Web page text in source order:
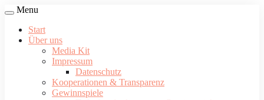
Menu
Start
Über uns
Media Kit
Impressum
Datenschutz
Kooperationen & Transparenz
Gewinnspiele